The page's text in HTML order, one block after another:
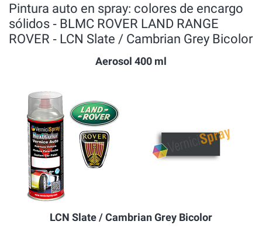
Pintura auto en spray: colores de encargo
sólidos ‐ BLMC ROVER LAND RANGE
ROVER ‐ LCN Slate / Cambrian Grey Bicolor
Aerosol 400 ml
LCN Slate / Cambrian Grey Bicolor